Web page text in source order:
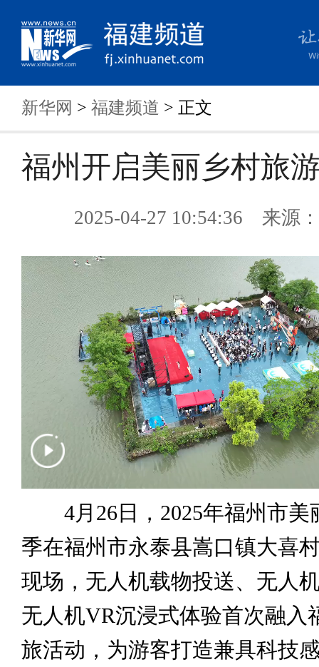
新华网 > 福建频道 > 正文
福州开启美丽乡村旅
2025-04-27 10:54:36 来源
4月26日，2025年福州市美
季在福州市永泰县嵩口镇大喜
现场，无人机载物投送、无人
无人机VR沉浸式体验首次融入
旅活动，为游客打造兼具科技